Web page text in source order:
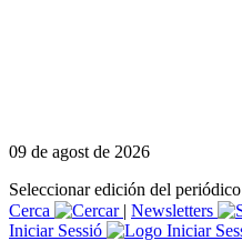
09 de agost de 2026
Seleccionar edición del periódico
Cerca
| Newsletters
Iniciar Sessió